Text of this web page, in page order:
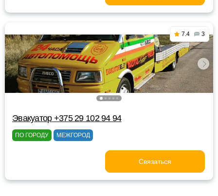
7.4 3
Эвакуатор +375 29 102 94 94
ПО ГОРОДУ МЕЖГОРОД
Связаться